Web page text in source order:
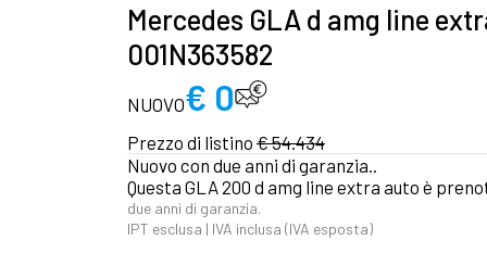
Mercedes GLA d amg line
001N363582
NUOVO€ 0
Prezzo di listino € 54.434
Nuovo con due anni di garanzia..
Questa GLA 200 d amg line extra auto è
due anni di garanzia.
IPT esclusa | IVA inclusa (IVA esposta)